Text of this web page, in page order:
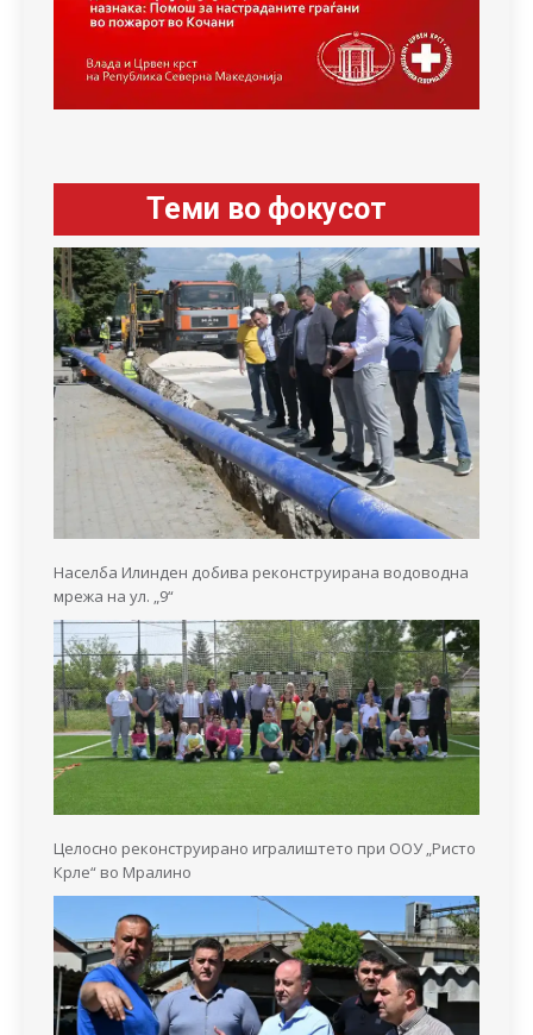
Теми во фокусот
Населба Илинден добива реконструирана водоводна
мрежа на ул. „9“
Целосно реконструирано игралиштето при ООУ „Ристо
Крле“ во Мралино